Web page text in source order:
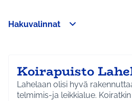
Hakuvalinnat
−
Koirapuisto
Lahelaan olisi hyvä
telmimis-ja leikkialue.